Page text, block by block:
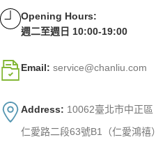
Opening Hours:
週二至週日 10:00-19:00
Email: service@chanliu.com
Address: 10062臺北市中正區
仁愛路二段63號B1（仁愛鴻禧）